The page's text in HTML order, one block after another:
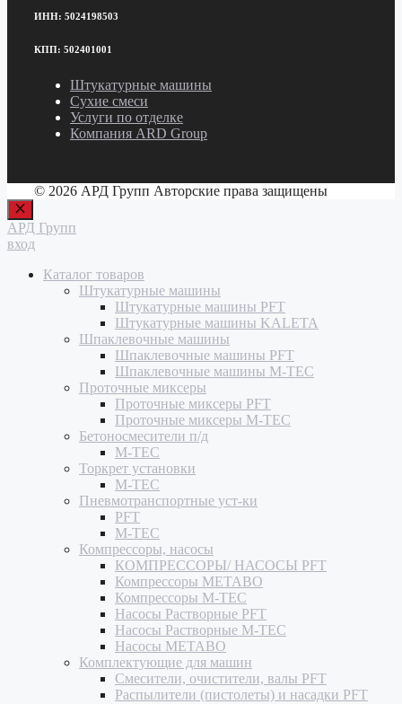
ИНН: 5024198503
КПП: 502401001
Штукатурные машины
Сухие смеси
Услуги по отделке
Компания ARD Group
© 2026 АРД Групп Авторские права защищены
Закрыть
АРД Групп
вход
Каталог товаров
Штукатурные машины
Штукатурные машины PFT
Штукатурные машины KALETA
Шпаклевочные машины
Шпаклевочные машины PFT
Шпаклевочные машины M-TEC
Проточные миксеры
Проточные миксеры PFT
Проточные миксеры M-TEC
Бетоносмесители п/д
M-TEC
Торкрет установки
M-TEC
Пневмотранспортные уст-ки
PFT
M-TEC
Компрессоры, насосы
КОМПРЕССОРЫ/ НАСОСЫ PFT
Компрессоры METABO
Компрессоры M-TEC
Насосы Растворные PFT
Насосы Растворные M-TEC
Насосы METABO
Комплектующие для машин
Смесители, очистители, валы PFT
Распылители (пистолеты) и насадки PFT